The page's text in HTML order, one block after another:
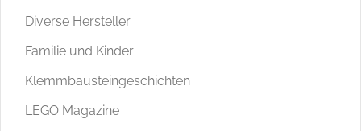
Diverse Hersteller
Familie und Kinder
Klemmbausteingeschichten
LEGO Magazine